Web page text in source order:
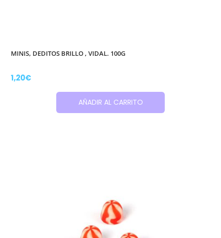
MINIS, DEDITOS BRILLO , VIDAL. 100G
1,20€
AÑADIR AL CARRITO